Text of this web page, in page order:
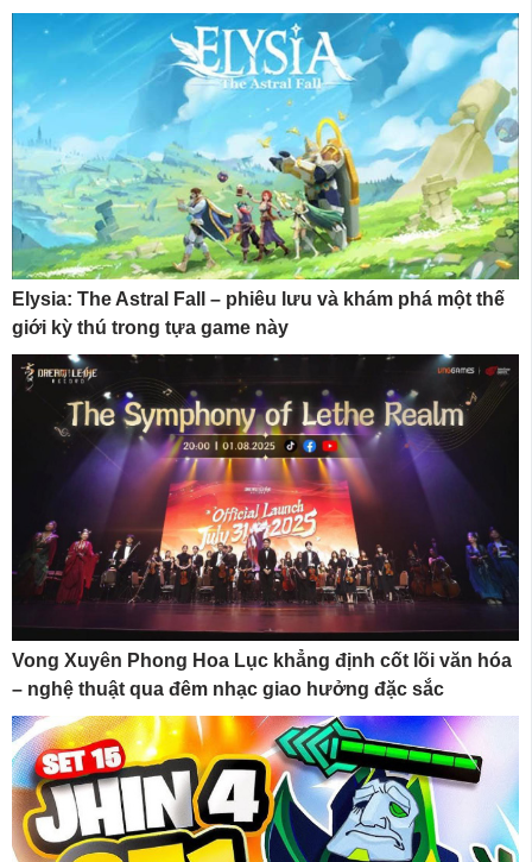
Elysia: The Astral Fall – phiêu lưu và khám phá một thế
giới kỳ thú trong tựa game này
Vong Xuyên Phong Hoa Lục khẳng định cốt lõi văn hóa
– nghệ thuật qua đêm nhạc giao hưởng đặc sắc